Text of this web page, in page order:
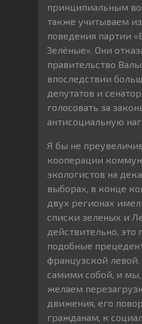
принципиальным
также учитываем
поведения партии
Зелёные». Они
правительство
впоследствии
депутатов и
голосовать за
антисоциальную
Я бы не
кооперации
экологистов на
выборах, в конце
двух регионах
списки зеленых и
действительно, это
подобные
французской левой.
самими собой, и мы,
желаем
движения, его
гражданам, к